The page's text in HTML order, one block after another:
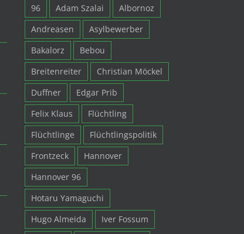
96 Adam Szalai
Albornoz
Andreasen
Asylbewerber
Bakalorz
Bebou
Breitenreiter
Christian Möckel
Duffner
Edgar Prib
Felix Klaus
Flüchtling
Flüchtlinge
Flüchtlingspolitik
Frontzeck
Hannover
Hannover 96
Hotaru Yamaguchi
Hugo Almeida
Iver Fossum